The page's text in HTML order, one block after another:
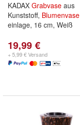
KADAX Grabvase aus
Kunststoff, Blumenvase
einlage, 16 cm, Weiß
19,99 €
+ 5,99 € Versand